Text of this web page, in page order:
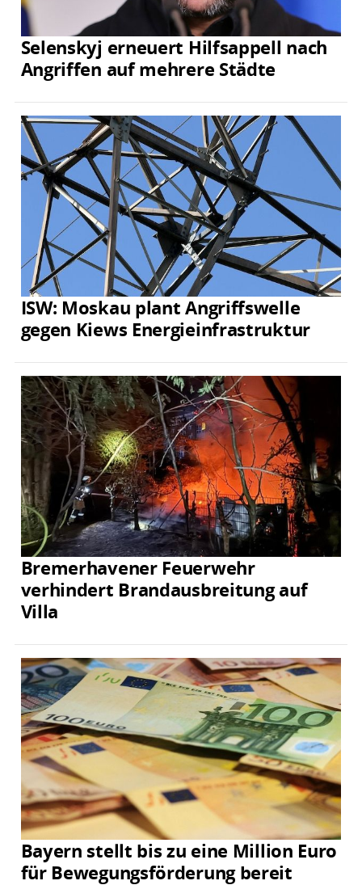
Selenskyj erneuert Hilfsappell nach
Angriffen auf mehrere Städte
ISW: Moskau plant Angriffswelle
gegen Kiews Energieinfrastruktur
Bremerhavener Feuerwehr
verhindert Brandausbreitung auf
Villa
Bayern stellt bis zu eine Million Euro
für Bewegungsförderung bereit